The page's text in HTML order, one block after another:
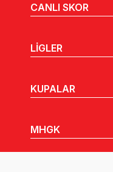
CANLI SKOR
LİGLER
KUPALAR
MHGK